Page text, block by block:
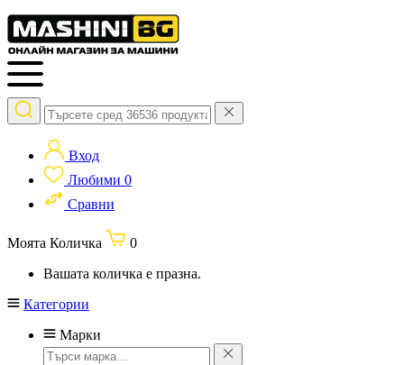
Вход
Любими 0
Сравни
Моята Количка
0
Вашата количка е празна.
Категории
Марки